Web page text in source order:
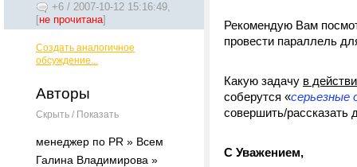
+6 / 2007-10-12 15:16:49,
[не прочитана]
Создать аналогичное
обсуждение...
Авторы
Скрыть / Показать
менеджер по PR » Всем
Галина Владимирова »
Рекомендую Вам
провести параллель
Какую задачу в
соберутся «серьезные
совершить/рассказать
С Уважением,